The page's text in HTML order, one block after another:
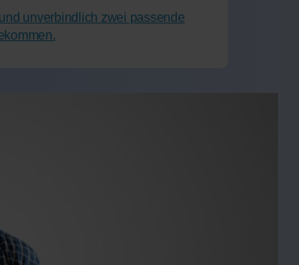
unverbindlich zwei passende